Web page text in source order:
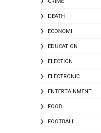
DEATH
ECONOMI
EDUCATION
ELECTION
ELECTRONIC
ENTERTAINMENT
FOOD
FOOTBALL